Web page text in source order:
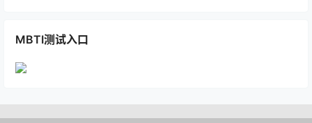
MBTI测试入口